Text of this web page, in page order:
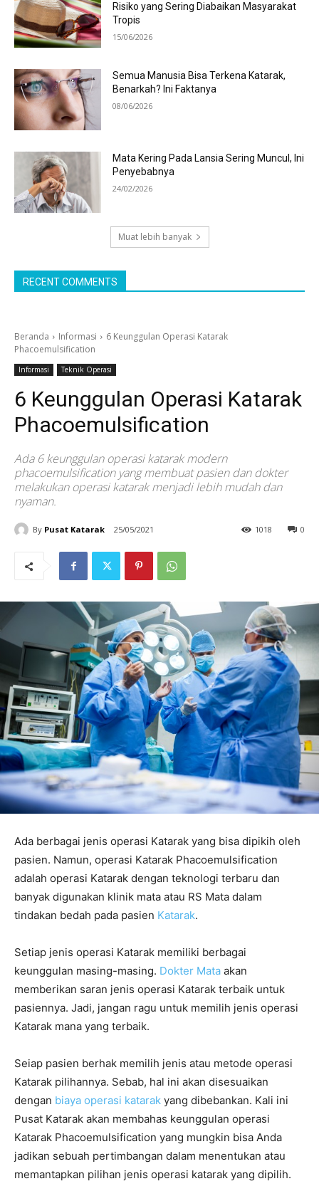
Risiko yang Sering Diabaikan Masyarakat
Tropis
15/06/2026
Semua Manusia Bisa Terkena Katarak,
Benarkah? Ini Faktanya
08/06/2026
Mata Kering Pada Lansia Sering Muncul, Ini
Penyebabnya
24/02/2026
Muat lebih banyak
RECENT COMMENTS